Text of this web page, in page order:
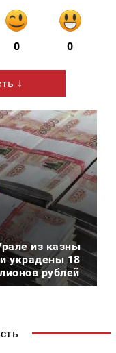
0 0
↓
из казны
украдены 18
рублей